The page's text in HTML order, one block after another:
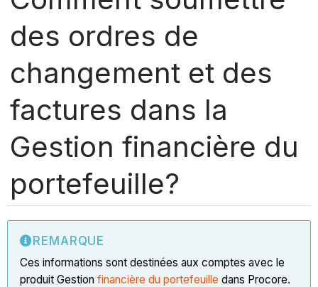
des ordres de
changement et des
factures dans la
Gestion financière du
portefeuille?
REMARQUE
Ces informations sont destinées aux comptes avec le
produit Gestionfinancière du portefeuille dans Procore.